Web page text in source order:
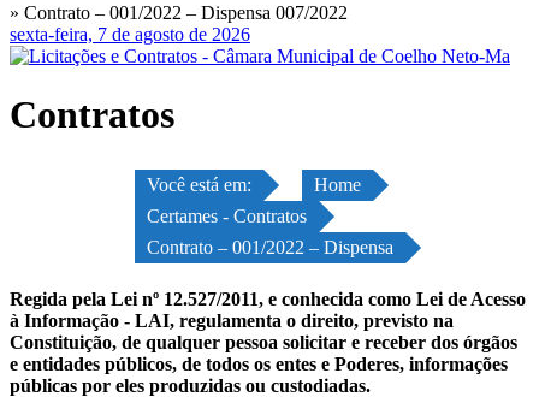
» Contrato – 001/2022 – Dispensa 007/2022
sexta-feira, 7 de agosto de 2026
Contratos
Você está em:
Home
Certames - Contratos
Contrato – 001/2022 – Dispensa
Regida pela Lei nº 12.527/2011, e conhecida como Lei de Acesso
à Informação - LAI, regulamenta o direito, previsto na
Constituição, de qualquer pessoa solicitar e receber dos órgãos
e entidades públicos, de todos os entes e Poderes, informações
públicas por eles produzidas ou custodiadas.